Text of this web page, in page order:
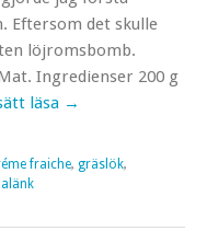
Eftersom det skulle
löjromsbomb.
Ingredienser 200 g
läsa →
fraiche, gräslök,